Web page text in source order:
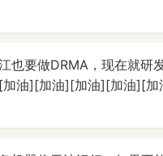
也要做DRMA，现在就研
加油][加油][加油][加油][加